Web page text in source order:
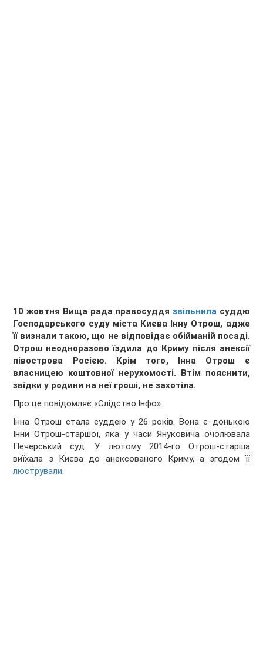
10 жовтня Вища рада правосуддя звільниласуддю
Господарського суду міста Києва Інну Отрош, адже
її визнали такою, що не відповідає обійманій посаді.
Отрош неодноразово їздила до Криму після анексії
півострова Росією. Крім того, Інна Отрош є
власницею коштовної нерухомості. Втім пояснити,
звідки у родини на неї гроші, не захотіла.
Про це повідомляє «Слідство.Інфо».
Інна Отрош стала суддею у 26 років. Вона є донькою
Інни Отрош-старшої, яка у часи Януковича очолювала
Печерський суд. У лютому 2014-го Отрош-старша
виїхала з Києва до анексованого Криму, а згодом її
люстрували.